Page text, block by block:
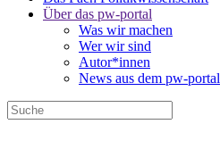
Über das pw-portal
Was wir machen
Wer wir sind
Autor*innen
News aus dem pw-portal